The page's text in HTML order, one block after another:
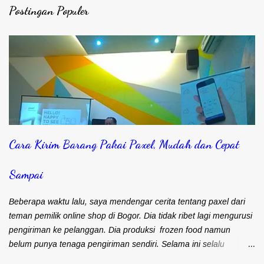
g
o
e
a
r
Postingan Populer
Cara Kirim Barang Pakai Paxel, Mudah dan Cepat
Sampai
Beberapa waktu lalu, saya mendengar cerita tentang paxel dari
teman pemilik online shop di Bogor. Dia tidak ribet lagi mengurusi
pengiriman ke pelanggan. Dia produksi frozen food namun
belum punya tenaga pengiriman sendiri. Selama ini selalu